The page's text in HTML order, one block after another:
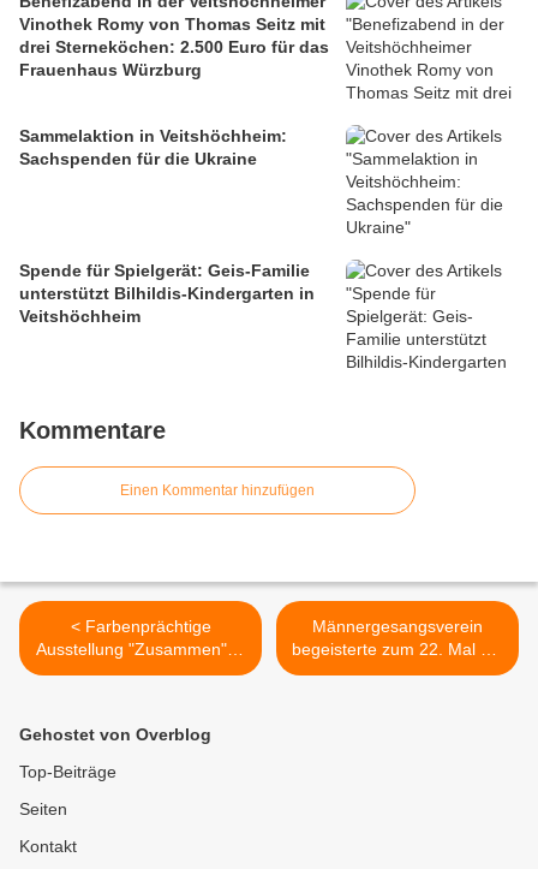
Vinothek Romy von Thomas Seitz mit
drei Sterneköchen: 2.500 Euro für das
Frauenhaus Würzburg
Sammelaktion in Veitshöchheim:
Sachspenden für die Ukraine
Spende für Spielgerät: Geis-Familie
unterstützt Bilhildis-Kindergarten in
Veitshöchheim
Kommentare
Einen Kommentar hinzufügen
< Farbenprächtige
Ausstellung "Zusammen" in
Elisabeth Maseiziks Atelier
Männergesangsverein
begeisterte zum 22. Mal mit
festlichem Adventskonzert >
Gehostet von Overblog
Top-Beiträge
Seiten
Kontakt